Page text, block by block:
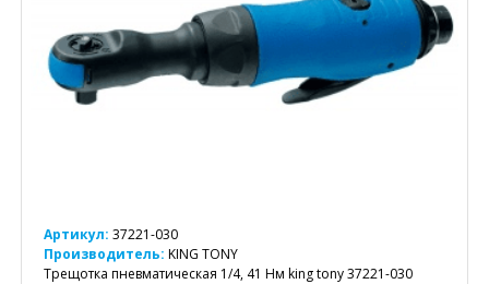
Артикул: 37221-030
Производитель: KING TONY
Трещотка пневматическая 1/4, 41 Нм king tony 37221-030